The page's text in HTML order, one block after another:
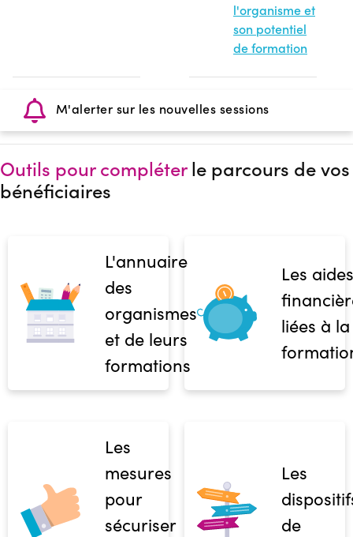
l'organisme et
son potentiel
de formation
M'alerter sur les nouvelles sessions
Outils pour compléterle parcours de vos
bénéficiaires
L'annuaire
des
organismes
et de leurs
formations
Les aides
liées à la
Les
mesures
pour
sécuriser
Les
de